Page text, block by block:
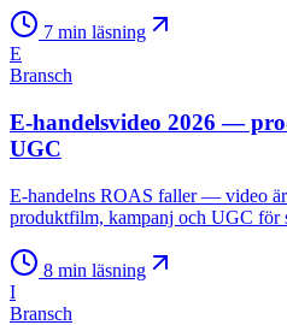
7 min läsning
E
Bransch
E-handelsvideo 2026 —
UGC
E-handelns ROAS faller — video
produktfilm, kampanj och UGC för
8 min läsning
I
Bransch